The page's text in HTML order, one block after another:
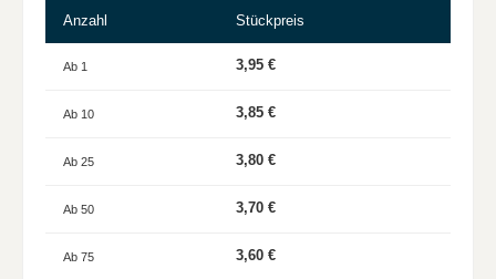
Anzahl Stückpreis
Ab 1 3,95 €
Ab 10 3,85 €
Ab 25 3,80 €
Ab 50 3,70 €
Ab 75 3,60 €